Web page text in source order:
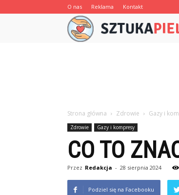
O nas Reklama Kontakt
Strona główna Zdrowie Gazy i
Zdrowie Gazy i kompresy
CO TO
Przez Redakcja - 28 sierpnia 2024
Podziel się na Facebooku